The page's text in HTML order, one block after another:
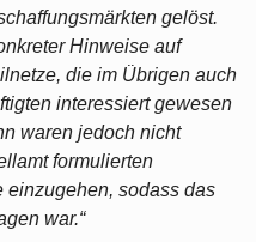
gelöst.
Hinweise auf
die im Übrigen auch
interessiert gewesen
waren jedoch nicht
formulierten
einzugehen, sodass das
war.“